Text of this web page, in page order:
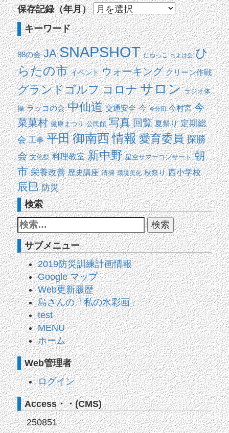
保存記録（年月）
キーワード
88の会 JA SNAPSHOT たねっこ ちよは会 ひ
らたの市 イベント ウォーキング クリーン作戦
グランドゴルフ コロナ サロン ラジオ体
操 ラッコの会 中仙道 交通安全 今 今分団 今村宮 今
菜菓村 健康まつり 公民館 写真 回覧 夏祭り 定期総
会 工事 平田御南西情報 愛育委員 探勝
会 文化祭 料理教室 新中野 星空サマーコンサート 朝
市 栄養改善 歴史講座 清掃 環境美化 秋祭り 西小学校
辰巳 防災
検索
サブメニュー
2019防災訓練計画情報
Google マップ
Web更新履歴
島さんの「私の水彩画」
test
MENU
ホーム
Web管理者
ログイン
Access・・(CMS)
250851